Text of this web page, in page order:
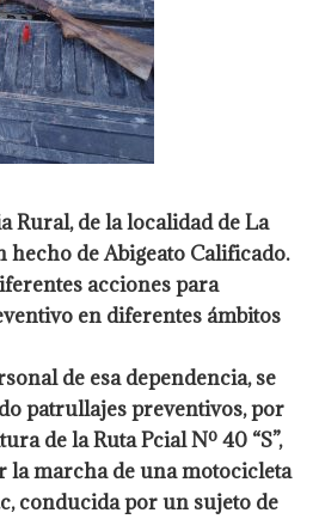
Rural, de la localidad de La
hecho deAbigeato Calificado.
acciones para
en diferentes ámbitos
de esa dependencia, se
patrullajespreventivos, por
de la Ruta Pcial Nº 40 “S”,
la marcha de una motocicleta
conducida por un sujeto de